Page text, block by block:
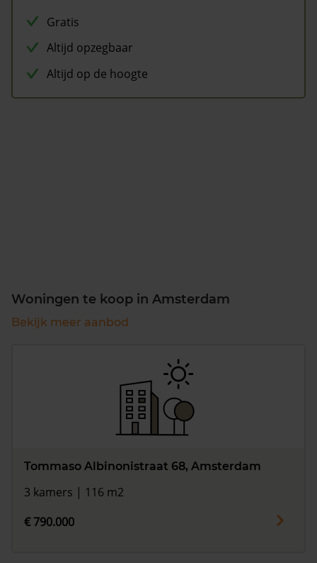
Gratis
Altijd opzegbaar
Altijd op de hoogte
Woningen te koop in Amsterdam
Bekijk meer aanbod
Tommaso Albinonistraat 68, Amsterdam
3 kamers | 116 m2
€ 790.000